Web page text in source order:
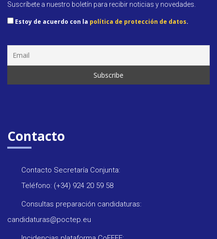
Suscríbete a nuestro boletín para recibir noticias y novedades.
Estoy de acuerdo con la política de protección de datos.
Contacto
Contacto Secretaría Conjunta:
Teléfono: (+34) 924 20 59 58
Consultas preparación candidaturas:
candidaturas@poctep.eu